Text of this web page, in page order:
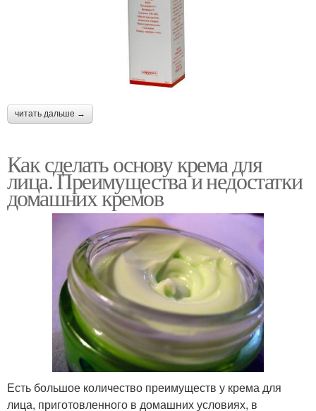
читать дальше →
Как сделать основу крема для
лица. Преимущества и недостатки
домашних кремов
Есть большое количество преимуществ у крема для
лица, приготовленного в домашних условиях, в